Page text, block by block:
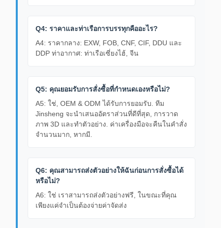
Q4: ราคาและท่าเรือการบรรทุกคืออะไร?
A4: ราคากลาง: EXW, FOB, CNF, CIF, DDU และ
DDP ท่าอากาศ: ท่าเรือเซี่ยงไฮ้, จีน
Q5: คุณยอมรับการสั่งซื้อที่กําหนดเองหรือไม่?
A5: ใช่, OEM & ODM ได้รับการยอมรับ. ทีม
Jinsheng จะนําเสนออัตราส่วนที่ดีที่สุด, การวาด
ภาพ 3D และทําตัวอย่าง. ค่าเครื่องมือจะคืนในคําสั่ง
จํานวนมาก, หากมี.
Q6: คุณสามารถส่งตัวอย่างให้ฉันก่อนการสั่งซื้อได้
หรือไม่?
A6: ใช่ เราสามารถส่งตัวอย่างฟรี, ในขณะที่คุณ
เพียงแค่จําเป็นต้องจ่ายค่าจัดส่ง